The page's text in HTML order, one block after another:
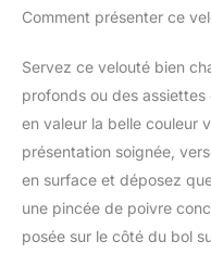
Comment présenter ce
Servez ce velouté bien
profonds ou des
en valeur la belle couleur
présentation soignée,
en surface et déposez
une pincée de poivre
posée sur le côté du bol